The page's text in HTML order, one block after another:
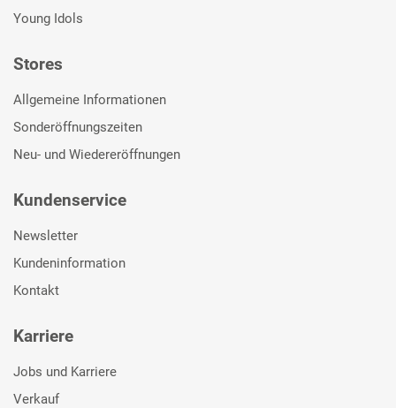
Young Idols
Stores
Allgemeine Informationen
Sonderöffnungszeiten
Neu- und Wiedereröffnungen
Kundenservice
Newsletter
Kundeninformation
Kontakt
Karriere
Jobs und Karriere
Verkauf